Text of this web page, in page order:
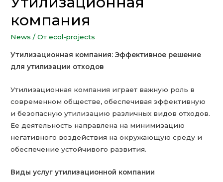
компания
News / От ecol-projects
Утилизационная компания: Эффективное решение
для утилизации отходов
Утилизационная компания играет важную роль в
современном обществе, обеспечивая эффективную
и безопасную утилизацию различных видов отходов.
Ее деятельность направлена на минимизацию
негативного воздействия на окружающую среду и
обеспечение устойчивого развития.
Виды услуг утилизационной компании